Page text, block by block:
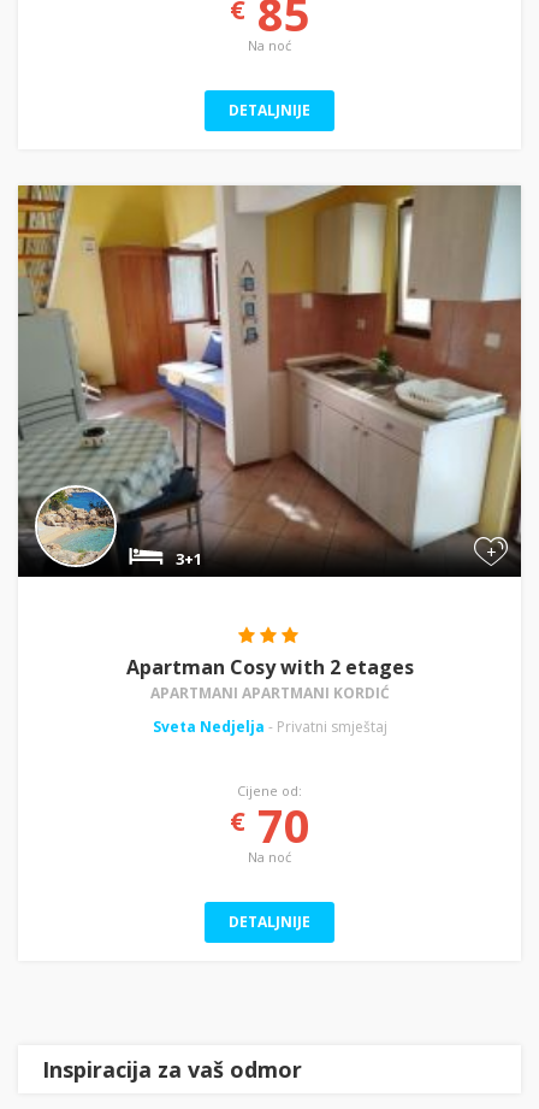
€85
Na noć
DETALJNIJE
+
3+1
Apartman Cosy with 2 etages
APARTMANI APARTMANI KORDIĆ
Sveta Nedjelja - Privatni smještaj
Cijene od:
€70
Na noć
DETALJNIJE
Inspiracija za vaš odmor